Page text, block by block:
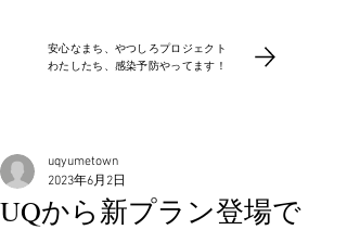
安心なまち、やつしろプロジェクト
​わたしたち、感染予防やってます！
UQから新プラン登場で
uqyumetown
2023年6月2日